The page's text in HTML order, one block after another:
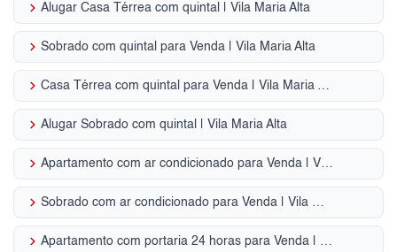
keyboard_arrow_right Alugar Casa Térrea com quintal | Vila Maria Alta
keyboard_arrow_right Sobrado com quintal para Venda | Vila Maria Alta
keyboard_arrow_right Casa Térrea com quintal para Venda | Vila Maria Alta
keyboard_arrow_right Alugar Sobrado com quintal | Vila Maria Alta
keyboard_arrow_right Apartamento com ar condicionado para Venda | Vila Maria Alta
keyboard_arrow_right Sobrado com ar condicionado para Venda | Vila Maria Alta
keyboard_arrow_right Apartamento com portaria 24 horas para Venda | Vila Maria Alta